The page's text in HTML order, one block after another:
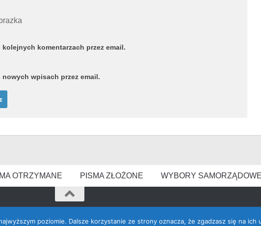
kolejnych komentarzach przez email.
nowych wpisach przez email.
OTRZYMANE PISMA ZŁOŻONE WYBORY
poziomie. Dalsze korzystanie ze strony oznacza, że zgadzasz się na ich